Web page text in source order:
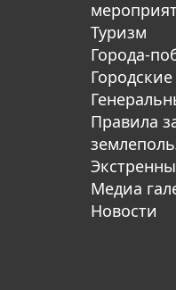
Туризм
Города-
Правила
Медиа
Новости